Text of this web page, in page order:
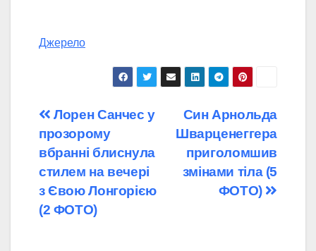
Джерело
Навігація
записів
Син Арнольда
Шварценеггера
приголомшив
змінами тіла (5
ФОТО)
Лорен Санчес у
прозорому
вбранні блиснула
стилем на вечері
з Євою Лонгорією
(2 ФОТО)